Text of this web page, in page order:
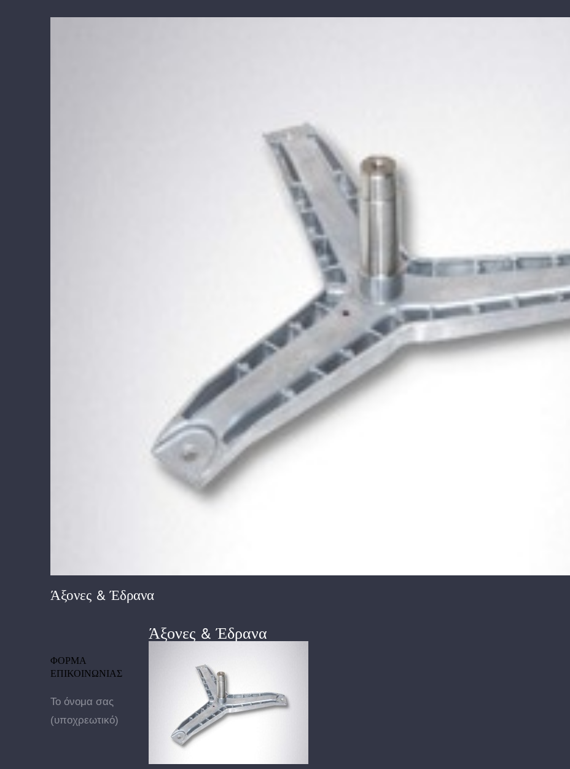
Άξονες & Έδρανα
Άξονες & Έδρανα
ΦΟΡΜΑ
ΕΠΙΚΟΙΝΩΝΙΑΣ
Το όνομα σας
(υποχρεωτικό)